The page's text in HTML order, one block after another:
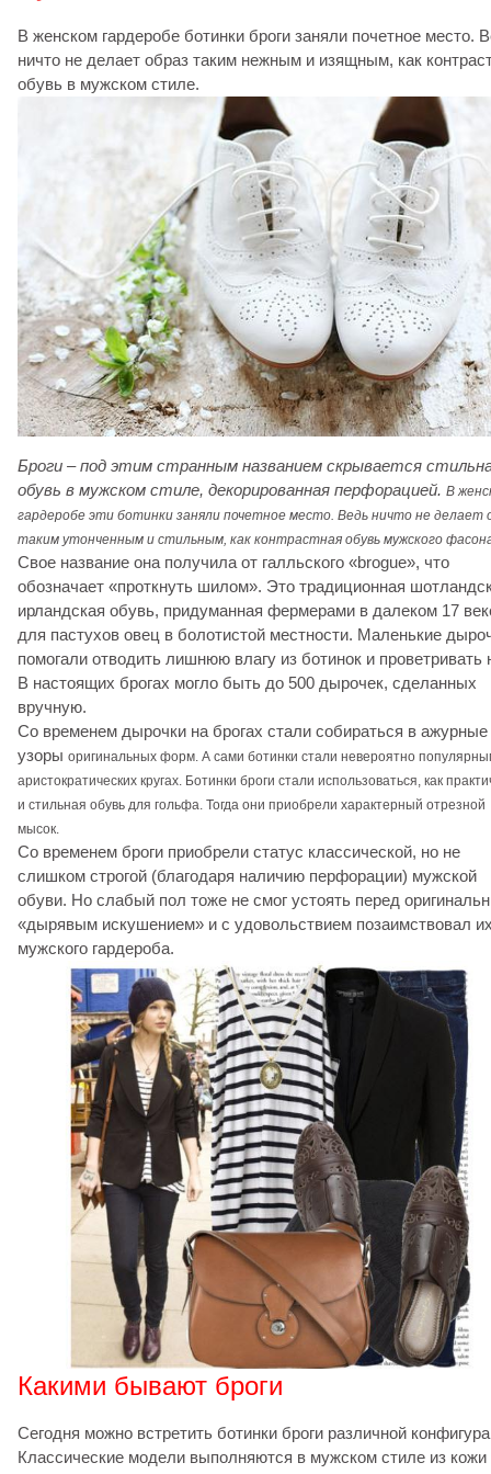
В женском гардеробе ботинки броги заняли почетное место.
ничто не делает образ таким нежным и изящным, как
обувь в мужском стиле.
Броги – под этим странным названием скрывается
обувь в мужском стиле, декорированная перфорацией. В
гардеробе эти ботинки заняли почетное место. Ведь ничто не делает
таким утонченным и стильным, как контрастная обувь мужского
Свое название она получила от галльского «brogue», что
обозначает «проткнуть шилом». Это традиционная
ирландская обувь, придуманная фермерами в далеком 17
для пастухов овец в болотистой местности. Маленькие
помогали отводить лишнюю влагу из ботинок и проветривать
В настоящих брогах могло быть до 500 дырочек, сделанных
вручную.
Со временем дырочки на брогах стали собираться в ажурные
узоры оригинальных форм. А сами ботинки стали невероятно
аристократических кругах. Ботинки броги стали использоваться, как
и стильная обувь для гольфа. Тогда они приобрели характерный отрезной
мысок.
Со временем броги приобрели статус классической, но не
слишком строгой (благодаря наличию перфорации) мужской
обуви. Но слабый пол тоже не смог устоять перед
«дырявым искушением» и с удовольствием позаимствовал
мужского гардероба.
Какими бывают броги
Сегодня можно встретить ботинки броги различной
Классические модели выполняются в мужском стиле из кожи